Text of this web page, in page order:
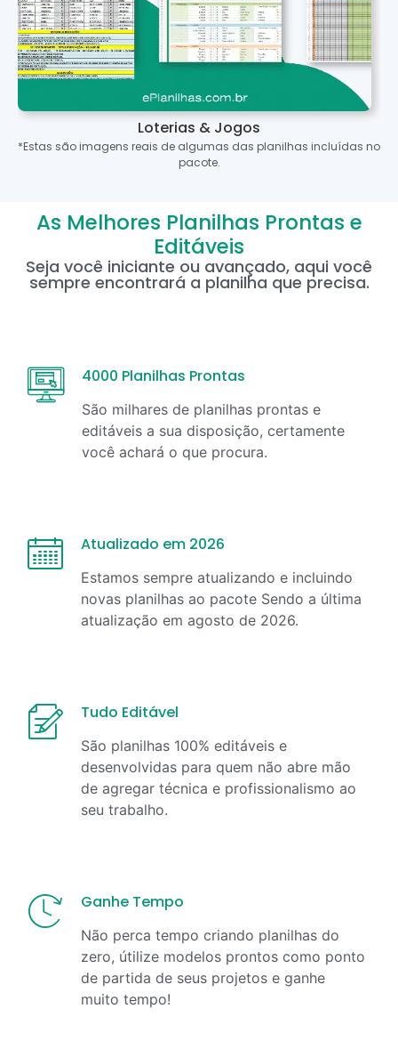
Loterias & Jogos
*Estas são imagens reais de algumas das planilhas incluídas no
pacote.
As Melhores Planilhas Prontas e
Editáveis
Seja você iniciante ou avançado, aqui você
sempre encontrará a planilha que precisa.
4000 Planilhas Prontas
São milhares de planilhas prontas e
editáveis a sua disposição, certamente
você achará o que procura.
Atualizado em 2026
Estamos sempre atualizando e incluindo
novas planilhas ao pacote Sendo a última
atualização em agosto de 2026.
Tudo Editável
São planilhas 100% editáveis e
desenvolvidas para quem não abre mão
de agregar técnica e profissionalismo ao
seu trabalho.
Ganhe Tempo
Não perca tempo criando planilhas do
zero, útilize modelos prontos como ponto
de partida de seus projetos e ganhe
muito tempo!